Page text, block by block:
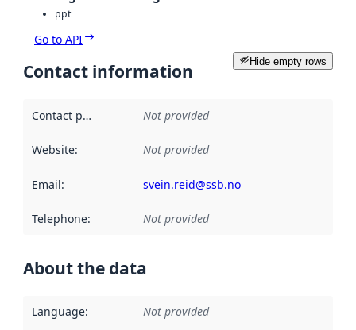
ppt
Go to API
Hide empty rows
Contact information
Contact point Not provided
Website: Not provided
Email: svein.reid@ssb.no
Telephone: Not provided
About the data
Language: Not provided